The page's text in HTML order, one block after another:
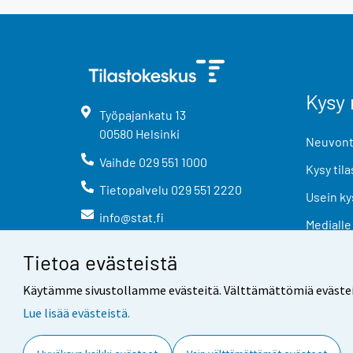
Tietoa evästeistä
Käytämme sivustollamme evästeitä. Välttämättömiä
Lue lisää evästeistä.
Työpajankatu 13
00580 Helsinki
Vaihde 029 551 1000
Tietopalvelu 029 551 2220
info@stat.fi
Kysy
Usein
Medialle
Yhteystiedot Palaute